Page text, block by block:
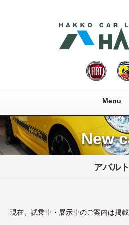
Menu
New
アバルト
現在、試乗車・展示車のご案内は掲載